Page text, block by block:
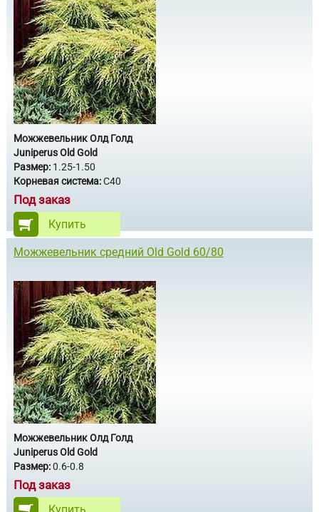
Можжевельник Олд Голд
Juniperus Old Gold
Размер: 1.25-1.50
Корневая система:С40
Под заказ
Купить
Можжевельник средний Old Gold 60/80
Можжевельник Олд Голд
Juniperus Old Gold
Размер:0.6-0.8
Под заказ